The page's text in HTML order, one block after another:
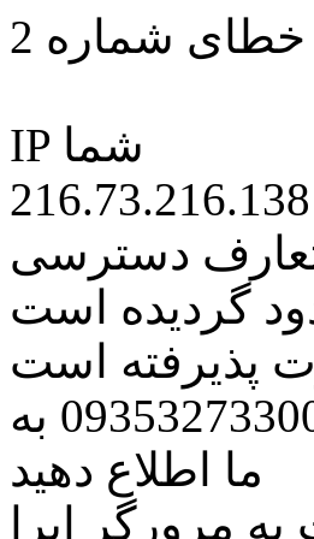
خطای شماره 2
IP شما
216.73.216.138
دسترسی
گردیده است
پذیرفته است
مراتب این مسئله را از طریق شماره تلفن 09353273300 به
ما اطلاع دهید
مرورگر اپرا